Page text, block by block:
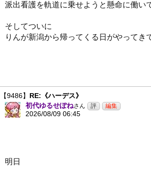
派出看護を軌道に乗せようと懸命に働い
そしてついに
りんが新潟から帰ってくる日がやって
【9486】 RE:《ハーデス》
初代ゆるせぽねさん
2026/08/09 06:45
明日